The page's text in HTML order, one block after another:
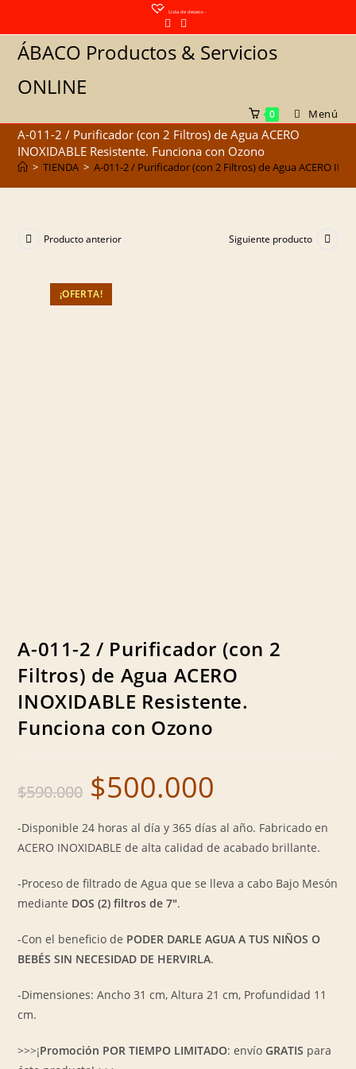
contenido
Lista de deseos -
ÁBACO Productos & Servicios
ONLINE
0 Menú
A-011-2 / Purificador (con 2 Filtros) de Agua ACERO
INOXIDABLE Resistente. Funciona con Ozono
> TIENDA > A-011-2 / Purificador (con 2 Filtros) de Agua ACERO
¡OFERTA!
Producto anterior Siguiente producto
A-011-2 / Purificador (con 2
Filtros) de Agua ACERO
INOXIDABLE Resistente.
Funciona con Ozono
$590.000
Original
price
was:
$500.000
-Disponible 24 horas al día y 365 días al año. Fabricado en
ACERO INOXIDABLE de alta calidad de acabado brillante.
-Proceso de filtrado de Agua que se lleva a cabo Bajo Mesón
mediante DOS (2) filtros de 7″.
-Con el beneficio de PODER DARLE AGUA A TUS NIÑOS O
BEBÉS SIN NECESIDAD DE HERVIRLA.
-Dimensiones: Ancho 31 cm, Altura 21 cm, Profundidad 11
cm.
>>>¡Promoción POR TIEMPO LIMITADO: envíoGRATIS para